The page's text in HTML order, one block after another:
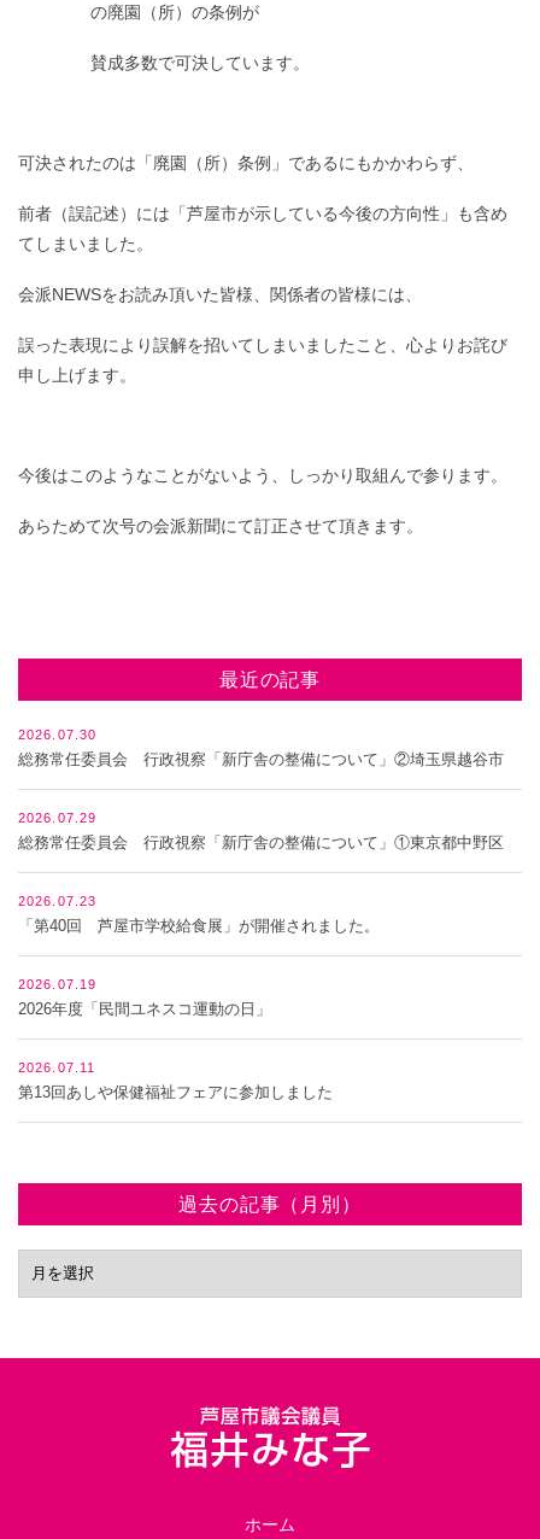
の廃園（所）の条例が
賛成多数で可決しています。
可決されたのは「廃園（所）条例」であるにもかかわらず、
前者（誤記述）には「芦屋市が示している今後の方向性」も含め
てしまいました。
会派NEWSをお読み頂いた皆様、関係者の皆様には、
誤った表現により誤解を招いてしまいましたこと、心よりお詫び
申し上げます。
今後はこのようなことがないよう、しっかり取組んで参ります。
あらためて次号の会派新聞にて訂正させて頂きます。
最近の記事
2026.07.30
総務常任委員会 行政視察「新庁舎の整備について」②埼玉県越谷市
2026.07.29
総務常任委員会 行政視察「新庁舎の整備について」①東京都中野区
2026.07.23
「第40回 芦屋市学校給食展」が開催されました。
2026.07.19
2026年度「民間ユネスコ運動の日」
2026.07.11
第13回あしや保健福祉フェアに参加しました
過去の記事（月別）
ホーム